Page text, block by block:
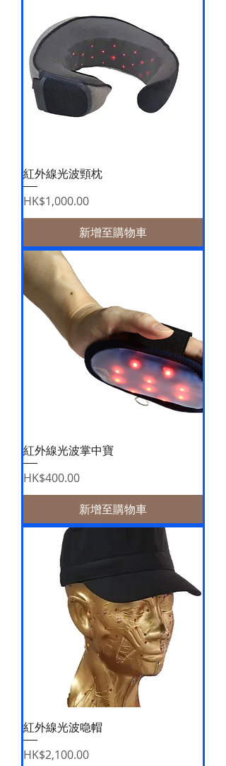
紅外線光波頸枕
價格
HK$1,000.00
新增至購物車
紅外線光波掌中寶
價格
HK$400.00
新增至購物車
紅外線光波喼帽
價格
HK$2,100.00